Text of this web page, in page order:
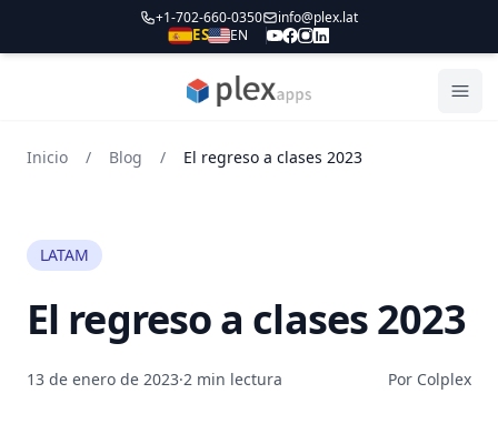
+1-702-660-0350 info@plex.lat
ES EN
PLEXapps
Inicio / Blog / El regreso a clases 2023
LATAM
El regreso a clases 2023
13 de enero de 2023·2 min lectura Por Colplex